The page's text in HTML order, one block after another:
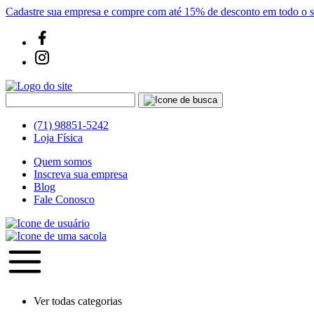
Cadastre sua empresa e compre com até 15% de desconto em todo o
(71) 98851-5242
Loja Física
Quem somos
Inscreva sua empresa
Blog
Fale Conosco
Ver todas categorias